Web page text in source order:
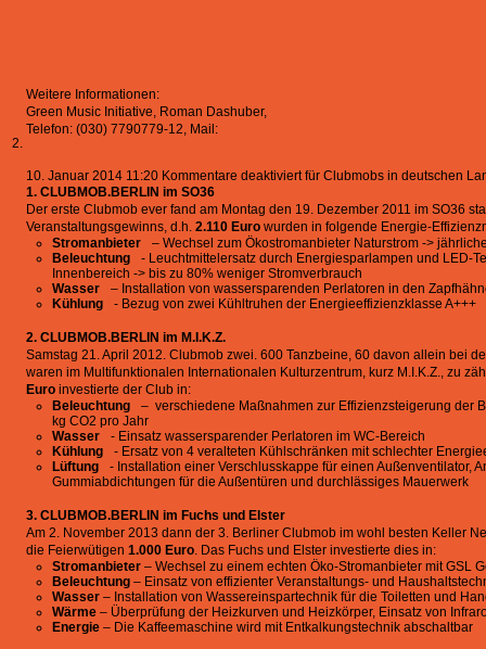
Weitere Informationen:
Green Music Initiative, Roman Dashuber,
Telefon: (030) 7790779-12, Mail:
Clubmobs in deutschen Landen – Eine
10. Januar 2014 11:20 Kommentare deaktiviertfür Clubmobs in deutschen
1. CLUBMOB.BERLIN im SO36
Der erste Clubmob ever fand am Montag den 19. Dezember 2011 im SO36
Veranstaltungsgewinns, d.h. 2.110 Euro wurden in folgende Energie-
Stromanbieter – Wechsel zum Ökostromanbieter Naturstrom ->
Beleuchtung - Leuchtmittelersatz durch Energiesparlampen und LED-
Innenbereich -> bis zu 80% weniger Stromverbrauch
Wasser
– Installation von wassersparenden Perlatoren in den
Kühlung - Bezug von zwei Kühltruhen der Energieeffizienzklasse A+++
2. CLUBMOB.BERLIN im M.I.K.Z.
Samstag 21. April 2012. Clubmob zwei. 600 Tanzbeine, 60 davon allein bei
waren im Multifunktionalen Internationalen Kulturzentrum, kurz M.I.K.Z., zu
Euro investierte der Club in:
Beleuchtung – verschiedene Maßnahmen zur Effizienzsteigerung der
kg CO2 pro Jahr
Wasser - Einsatz wassersparender Perlatoren im WC-Bereich
Kühlung - Ersatz von 4 veralteten Kühlschränken mit schlechter
Lüftung - Installation einer Verschlusskappe für einen Außenventilator,
Gummiabdichtungen für die Außentüren und durchlässiges Mauerwerk
3. CLUBMOB.BERLIN im Fuchs und Elster
Am 2. November 2013 dann der 3. Berliner Clubmob im wohl besten Keller
die Feierwütigen 1.000 Euro . Das Fuchs und Elster investierte dies in:
Stromanbieter – Wechsel zu einem echten Öko-Stromanbieter mit GSL
Beleuchtung – Einsatz von effizienter Veranstaltungs- und
Wasser – Installation von Wassereinspartechnik für die Toiletten und
Wärme – Überprüfung der Heizkurven und Heizkörper, Einsatz von
Energie – Die Kaffeemaschine wird mit Entkalkungstechnik abschaltbar